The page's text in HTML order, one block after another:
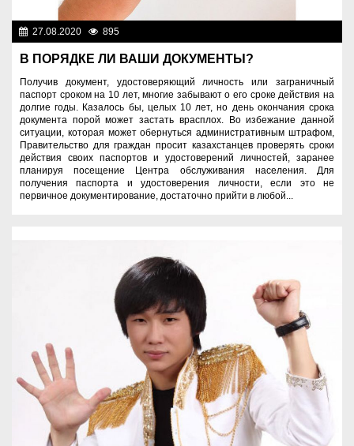
27.08.2020 895
В ПОРЯДКЕ ЛИ ВАШИ ДОКУМЕНТЫ?
Получив документ, удостоверяющий личность или заграничный
паспорт сроком на 10 лет, многие забывают о его сроке действия на
долгие годы. Казалось бы, целых 10 лет, но день окончания срока
документа порой может застать врасплох. Во избежание данной
ситуации, которая может обернуться административным штрафом,
Правительство для граждан просит казахстанцев проверять сроки
действия своих паспортов и удостоверений личностей, заранее
планируя посещение Центра обслуживания населения. Для
получения паспорта и удостоверения личности, если это не
первичное документирование, достаточно прийти в любой...